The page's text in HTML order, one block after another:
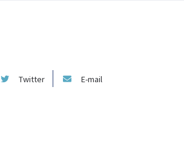
Twitter E-mail